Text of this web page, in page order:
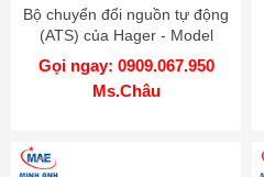
Bộ chuyển đổi nguồn tự động
(ATS) của Hager - Model
HZI811
Gọi ngay: 0909.067.950
Ms.Châu